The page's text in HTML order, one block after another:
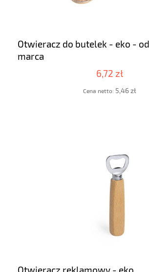
Otwieracz do butelek - eko -
marca
6,72 zł
Cena netto: 5,46 zł